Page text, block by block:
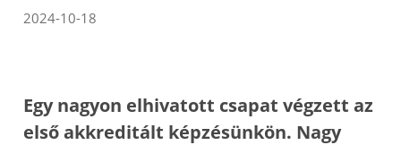
2024-10-18
Egy nagyon elhivatott csapat végzett az
első akkreditált képzésünkön. Nagy